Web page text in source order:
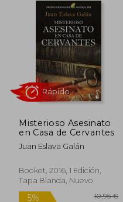
11,35
Misterioso Asesinato
en Casa de Cervantes
Juan Eslava Galán
Booket, 2016, 1 Edición,
Tapa Blanda, Nuevo